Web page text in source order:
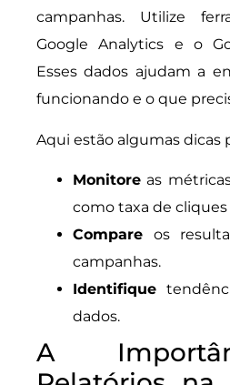
campanhas. Utilize
Google Analytics e o
Esses dados ajudam a
funcionando e o que
Aqui estão algumas dicas
Monitore as
como taxa de cliques
Compare os
campanhas.
Identifique
dados.
A